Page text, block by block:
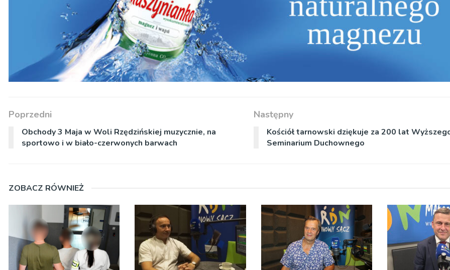
Poprzedni
Obchody 3 Maja w Woli Rzędzińskiej muzycznie, na
sportowo i w biało-czerwonych barwach
Następny
Kościół tarnowski dziękuje za 200 lat
Seminarium Duchownego
ZOBACZ RÓWNIEŻ